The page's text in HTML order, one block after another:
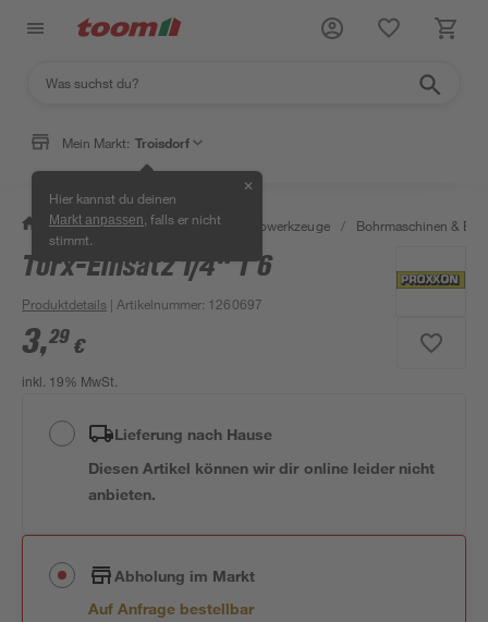
Mein Markt: Troisdorf
Hier kannst du deinen
Markt anpassen , falls er nicht
stimmt.
✕
/ Werkstatt & Maschinen / Elektrowerkzeuge / Bohrmaschinen &
Torx-Einsatz 1/4" T 6
Produktdetails | Artikelnummer: 1260697
3,29 €
inkl. 19% MwSt.
Lieferung nach Hause
Diesen Artikel können wir dir online leider nicht
anbieten.
Abholung im Markt
Auf Anfrage bestellbar